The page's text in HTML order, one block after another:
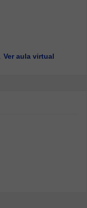
Ver aula virtual